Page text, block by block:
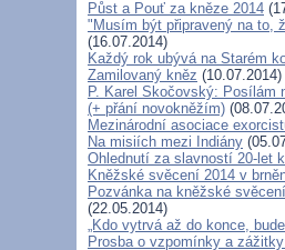
Půst a Pouť za kněze 2014
"Musím být připravený na to,
(16.07.2014)
Každý rok ubývá na Starém
Zamilovaný kněz (10.07.2014)
P. Karel Skočovský: Posílám
(+ přání novokněžím)
Mezinárodní asociace
Na misiích mezi Indiány
Ohlednutí za slavností 20-let
Kněžské svěcení 2014 v
Pozvánka na kněžské
(22.05.2014)
„Kdo vytrvá až do konce,
Prosba o vzpomínky a